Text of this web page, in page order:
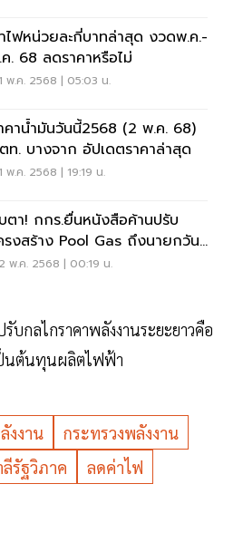
ไฟหน่วยละกี่บาทล่าสุด งวดพ.ค.-
. 68 ลดราคาหรือไม่
พ.ค. 2568 | 05:03 น.
คาน้ำมันวันนี้2568 (2 พ.ค. 68)
ท. บางจาก อัปเดตราคาล่าสุด
พ.ค. 2568 | 19:19 น.
ตา! กกร.ยื่นหนังสือค้านปรับ
รงสร้าง Pool Gas ถึงนายกวัน
พ.ค. 2568 | 00:19 น.
บกลไกราคาพลังงานระยะยาวคือ
นต้นทุนผลิตไฟฟ้า
งงาน
กระทรวงพลังงาน
รัฐวิภาค
ลดค่าไฟ